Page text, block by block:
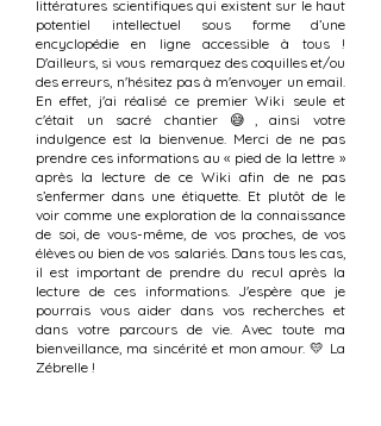
littératures scientifiques qui existent sur le haut
potentiel intellectuel sous forme d’une
encyclopédie en ligne accessible à tous !
D'ailleurs, si vous remarquez des coquilles et/ou
des erreurs, n'hésitez pas à m'envoyer un email.
En effet, j'ai réalisé ce premier Wiki seule et
c'était un sacré chantier 😅, ainsi votre
indulgence est la bienvenue. Merci de ne pas
prendre ces informations au « pied de la lettre »
après la lecture de ce Wiki afin de ne pas
s’enfermer dans une étiquette. Et plutôt de le
voir comme une exploration de la connaissance
de soi, de vous-même, de vos proches, de vos
élèves ou bien de vos salariés. Dans tous les cas,
il est important de prendre du recul après la
lecture de ces informations. J'espère que je
pourrais vous aider dans vos recherches et
dans votre parcours de vie. Avec toute ma
bienveillance, ma sincérité et mon amour. 💛 La
Zébrelle !